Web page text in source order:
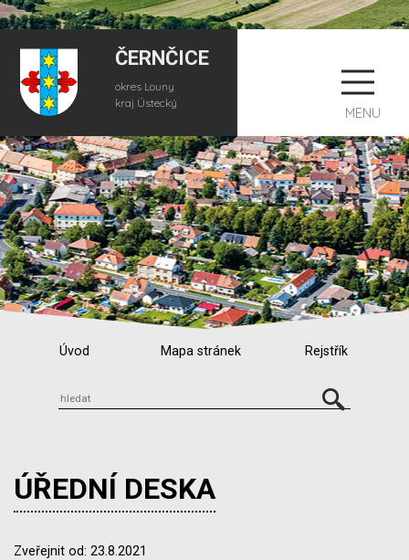
ČERNČICE
okres Louny
kraj Ústecký
MENU
Úvod Mapa stránek Rejstřík
ÚŘEDNÍ DESKA
Zveřejnit od: 23.8.2021